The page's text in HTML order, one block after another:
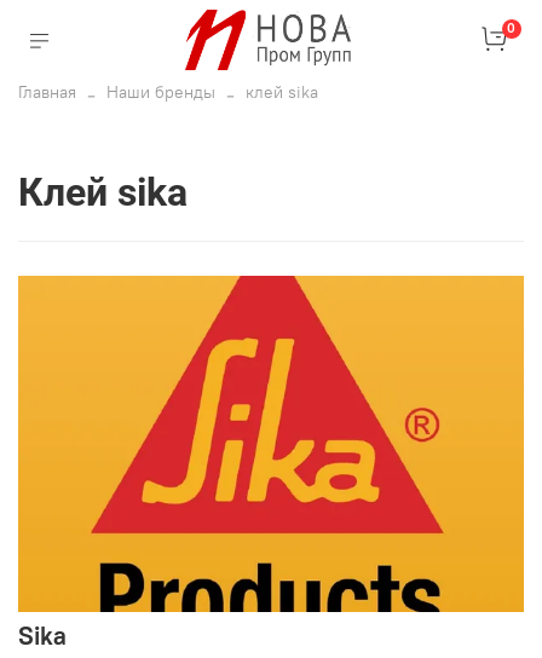
0
Главная Наши бренды клей sika
клей sika
Sika